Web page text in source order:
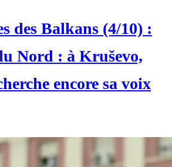
des Balkans (4/10) :
Nord : à Kruševo,
encore sa voix